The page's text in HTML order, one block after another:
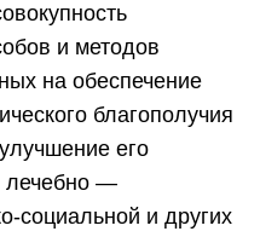
и методов
на обеспечение
благополучия
его
лечебно —
социальной и других